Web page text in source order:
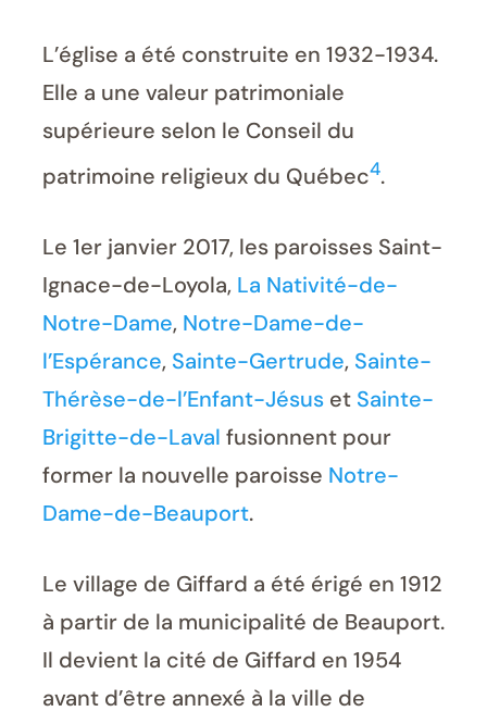
L’église a été construite en 1932-1934.
Elle a une valeur patrimoniale
supérieure selon le Conseil du
patrimoine religieux du Québec4.
Le 1er janvier 2017, les paroisses Saint-
Ignace-de-Loyola, La Nativité-de-
Notre-Dame, Notre-Dame-de-
l’Espérance, Sainte-Gertrude, Sainte-
Thérèse-de-l’Enfant-Jésus et Sainte-
Brigitte-de-Laval fusionnent pour
former la nouvelle paroisse Notre-
Dame-de-Beauport.
Le village de Giffard a été érigé en 1912
à partir de la municipalité de Beauport.
Il devient la cité de Giffard en 1954
avant d’être annexé à la ville de